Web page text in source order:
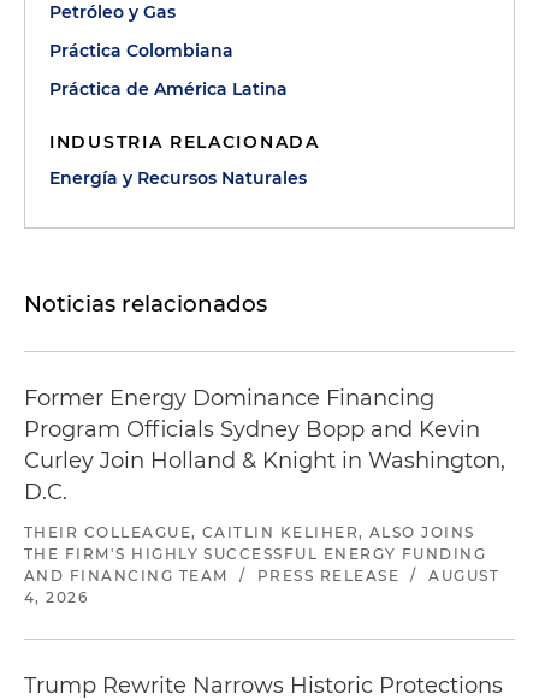
Petróleo y Gas
Práctica Colombiana
Práctica de América Latina
INDUSTRIA RELACIONADA
Energía y Recursos Naturales
Noticias relacionados
Former Energy Dominance Financing
Program Officials Sydney Bopp and Kevin
Curley Join Holland & Knight in Washington,
D.C.
THEIR COLLEAGUE, CAITLIN KELIHER, ALSO JOINS
THE FIRM'S HIGHLY SUCCESSFUL ENERGY FUNDING
AND FINANCING TEAM
/ PRESS RELEASE /
AUGUST
4, 2026
Trump Rewrite Narrows Historic Protections